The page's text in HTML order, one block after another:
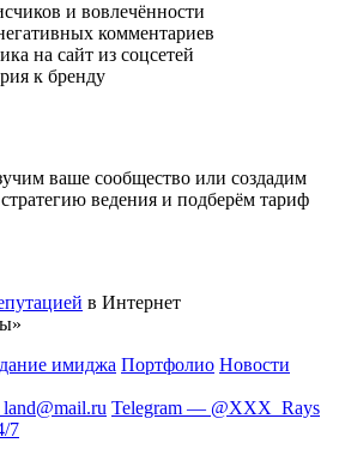
и вовлечённости
комментариев
на сайт из соцсетей
к бренду
ваше сообщество или создадим
ведения и подберём тариф
в Интернет
имиджа Портфолио Новости
Telegram — @XXX_Rays
7